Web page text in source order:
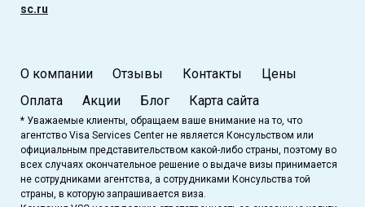
sc.ru
О компании Отзывы Контакты
Цены
Оплата
Акции Блог Карта сайта
* Уважаемые клиенты, обращаем ваше внимание на то, что
агентство Visa Services Center не является Консульством или
официальным представительством какой-либо страны, поэтому во
всех случаях окончательное решение о выдаче визы принимается
не сотрудниками агентства, а сотрудниками Консульства той
страны, в которую запрашивается виза.